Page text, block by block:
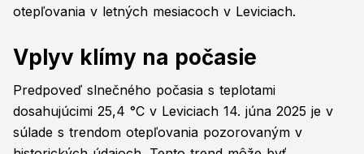
otepľovania v letných mesiacoch v Leviciach.
Vplyv klímy na počasie
Predpoveď slnečného počasia s teplotami
dosahujúcimi 25,4 °C v Leviciach 14. júna 2025 je v
súlade s trendom otepľovania pozorovaným v